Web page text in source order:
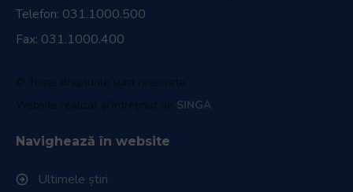
Telefon: 031.1000.500
Fax: 031.1000.400
© Toate drepturile sunt rezervate.
Website realizat și întreținut de SINGA
Navighează în website
Ultimele știri